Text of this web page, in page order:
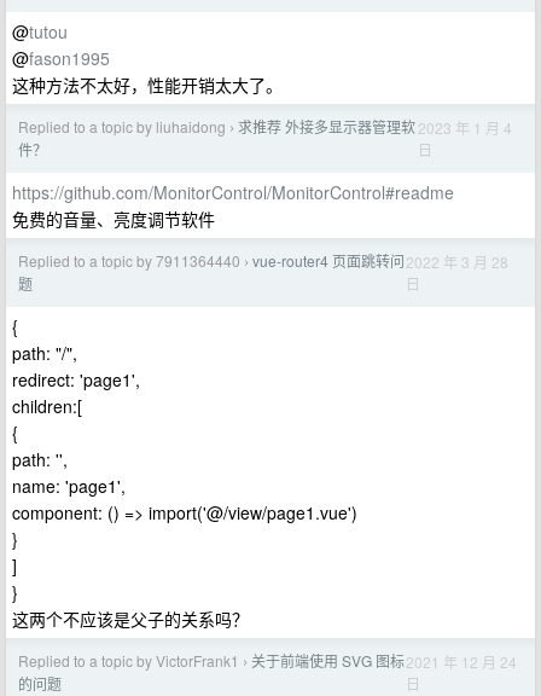
@tutou
@fason1995
这种方法不太好，性能开销太大了。
Replied to a topic by liuhaidong › 求推荐 外接多显示器管理软
件？
2023 年 1 月 4
日
https://github.com/MonitorControl/MonitorControl#readme
免费的音量、亮度调节软件
Replied to a topic by 7911364440 › vue-router4 页面跳转问
题
2022 年 3 月 28
日
{
path: "/",
redirect: 'page1',
children:[
{
path: '',
name: 'page1',
component: () => import('@/view/page1.vue')
}
]
}
这两个不应该是父子的关系吗？
Replied to a topic by VictorFrank1 › 关于前端使用 SVG 图标
的问题
2021 年 12 月 24
日